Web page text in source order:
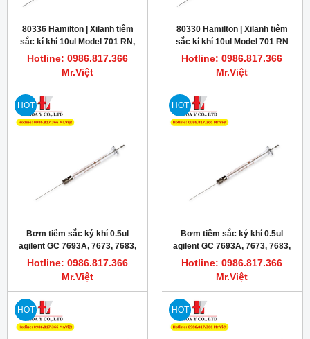
80336 Hamilton | Xilanh tiêm
sắc kí khí 10ul Model 701 RN,
6/pk
Hotline: 0986.817.366
Mr.Việt
80330 Hamilton | Xilanh tiêm
sắc kí khí 10ul Model 701 RN
Hotline: 0986.817.366
Mr.Việt
HOT
Bơm tiêm sắc ký khí 0.5ul
agilent GC 7693A, 7673, 7683,
6850 ALS hamilton 86274
Hotline: 0986.817.366
Mr.Việt
HOT
Bơm tiêm sắc ký khí 0.5ul
agilent GC 7693A, 7673, 7683,
6850 ALS
Hotline: 0986.817.366
Mr.Việt
HOT HOT